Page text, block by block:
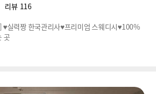
리뷰 116
♥실력짱 한국관리사♥프리미엄 스웨디시♥100%
곳